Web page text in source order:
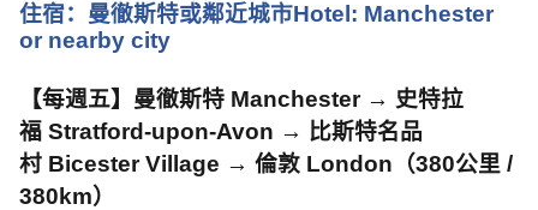
住宿：曼徹斯特或鄰近城市Hotel: Manchester
or nearby city
【每週五】曼徹斯特 Manchester → 史特拉
福 Stratford-upon-Avon →
比斯特名品
村 Bicester Village → 倫敦 London （380公里 /
380km）